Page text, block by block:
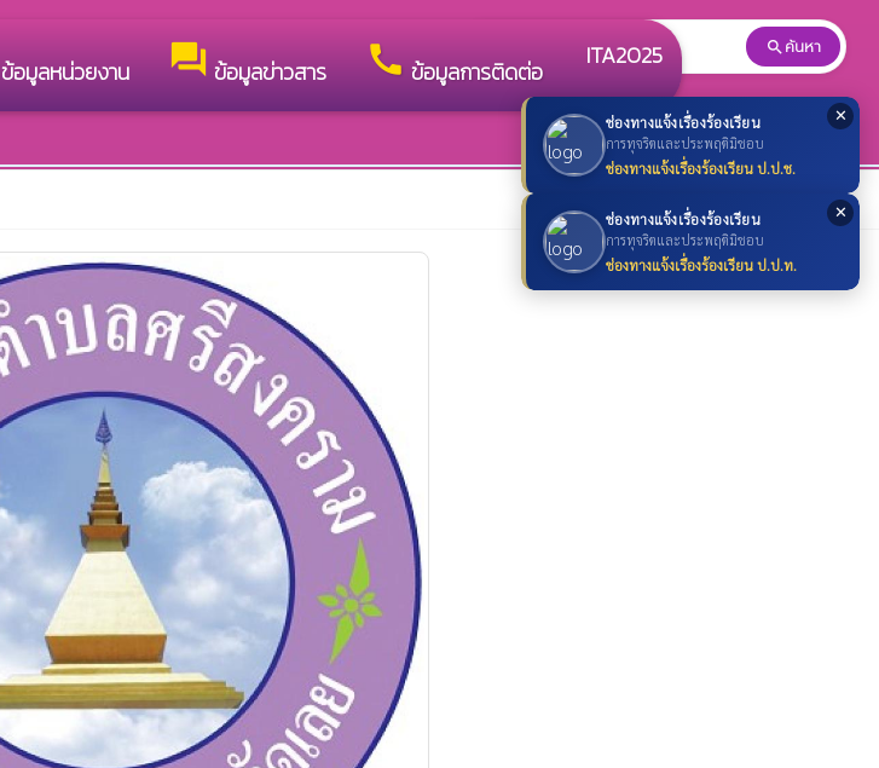
✕
ช่องทางแจ้งเรื่องร้องเรียน
การทุจริตและประพฤติมิชอบ
ช่องทางแจ้งเรื่องร้องเรียน ป.ป.ช.
✕
ช่องทางแจ้งเรื่องร้องเรียน
การทุจริตและประพฤติมิชอบ
ช่องทางแจ้งเรื่องร้องเรียน ป.ป.ท.
ข้อมูลหน่วยงาน forumข้อมูลข่าวสาร callข้อมูลการติดต่อ
ITA2025 search ค้นหา